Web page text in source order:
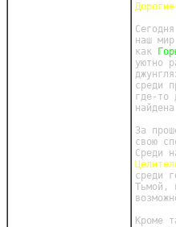
наш
как
уютно
среди
где-то
найдена
За
свою
Среди
среди
Тьмой,
Кроме